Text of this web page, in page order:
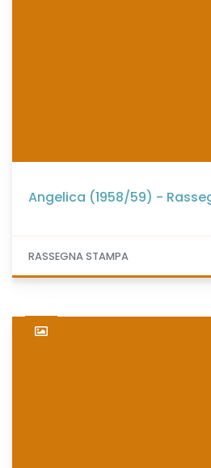
Angelica (1958/59) -
RASSEGNA STAMPA